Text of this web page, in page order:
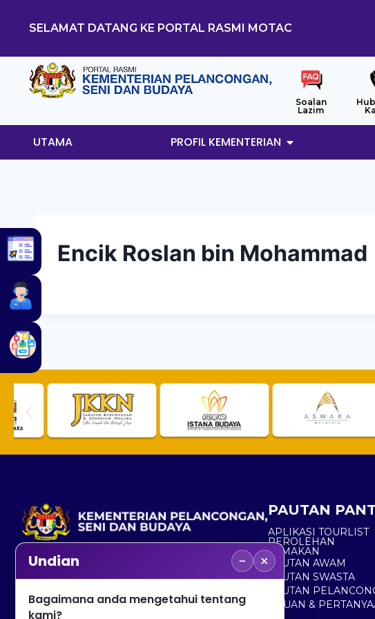
SELAMAT DATANG KE PORTAL RASMI MOTAC
Soalan
Lazim
UTAMA PROFIL KEMENTERIAN
Encik Roslan bin Mohammad
No. 2, Menara 1, Jalan P5/6, Presint 5,
+603 8000 8000
PAUTAN
APLIKASI TOURLIST
PEROLEHAN
SEMAKAN
PAUTAN AWAM
PAUTAN SWASTA
PAUTAN
ADUAN &
Undian − ×
Bagaimana anda mengetahui tentang
kami?